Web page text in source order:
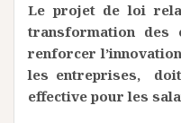
Le projet de loi
transformation des
renforcer
les entreprises,
effective pour les